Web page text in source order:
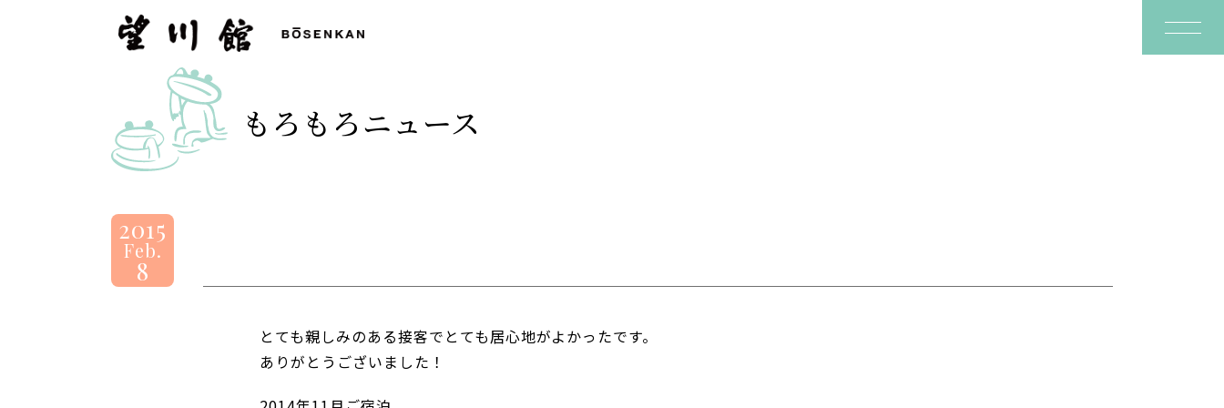
望
川
BOSENKAN
もろもろニュース
2015
Feb.
8
とても親しみのある接客でとても居心地がよかったです。
ありがとうございました！